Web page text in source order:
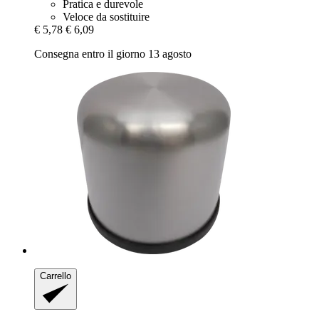
Pratica e durevole
Veloce da sostituire
€ 5,78 € 6,09
Consegna entro il giorno 13 agosto
Carrello